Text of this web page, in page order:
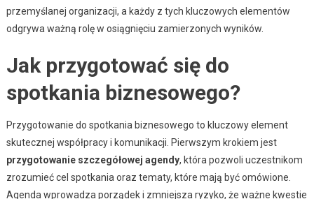
przemyślanej organizacji, a każdy z tych kluczowych elementów
odgrywa ważną rolę w osiągnięciu zamierzonych wyników.
Jak przygotować się do
spotkania biznesowego?
Przygotowanie do spotkania biznesowego to kluczowy element
skutecznej współpracy i komunikacji. Pierwszym krokiem jest
przygotowanie szczegółowej agendy, która pozwoli uczestnikom
zrozumieć cel spotkania oraz tematy, które mają być omówione.
Agenda wprowadza porządek i zmniejsza ryzyko, że ważne kwestie